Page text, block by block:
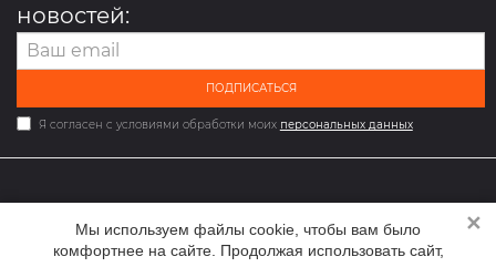
Мы используем файлы cookie, чтобы вам было
комфортнее на сайте. Продолжая использовать сайт,
✕
новостей:
ПОДПИСАТЬСЯ
Я согласен с условиями обработки моих персональных данных
2026 © Мультибрендовый магазин одежды и обуви med-
online.ru